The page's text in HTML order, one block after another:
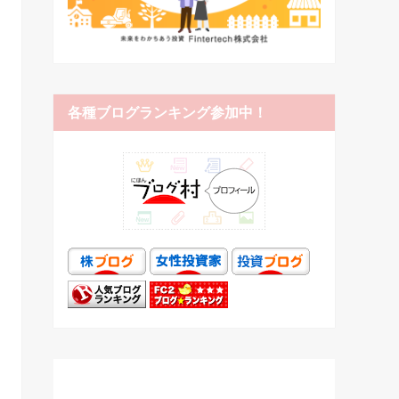
各種ブログランキング参加中！